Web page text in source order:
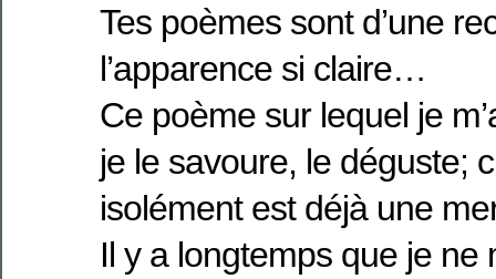
Tes poèmes sont d’une
l’apparence si claire…
Ce poème sur lequel je
je le savoure, le déguste;
isolément est déjà une
Il y a longtemps que je ne